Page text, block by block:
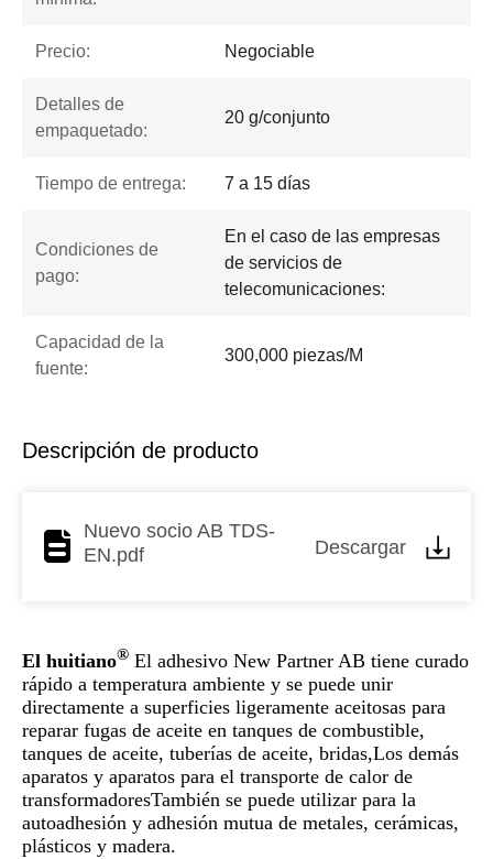
Precio: Negociable
Detalles de
empaquetado:
20 g/conjunto
Tiempo de entrega: 7 a 15 días
Condiciones de
pago:
En el caso de las empresas
de servicios de
telecomunicaciones:
Capacidad de la
fuente:
300,000 piezas/M
Descripción de producto
Nuevo socio AB TDS-
EN.pdf
Descargar
El huitiano® El adhesivo New Partner AB tiene curado
rápido a temperatura ambiente y se puede unir
directamente a superficies ligeramente aceitosas para
reparar fugas de aceite en tanques de combustible,
tanques de aceite, tuberías de aceite, bridas,Los demás
aparatos y aparatos para el transporte de calor de
transformadoresTambién se puede utilizar para la
autoadhesión y adhesión mutua de metales, cerámicas,
plásticos y madera.